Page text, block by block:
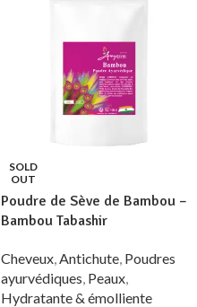
SOLD
OUT
Poudre de Sève de Bambou –
Bambou Tabashir
Cheveux,Antichute, Poudres
ayurvédiques, Peaux,
Hydratante & émolliente